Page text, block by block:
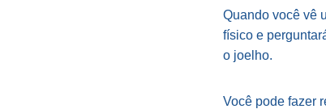
Quando você vê
físico e
o joelho.
Você pode fazer